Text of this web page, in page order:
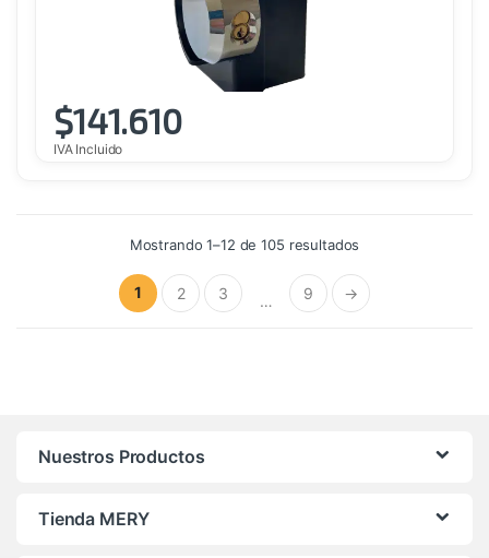
$141.610
IVA Incluido
Mostrando 1–12 de 105 resultados
alto
bajo
1 2 3 … 9 →
Nuestros Productos
Tienda MERY